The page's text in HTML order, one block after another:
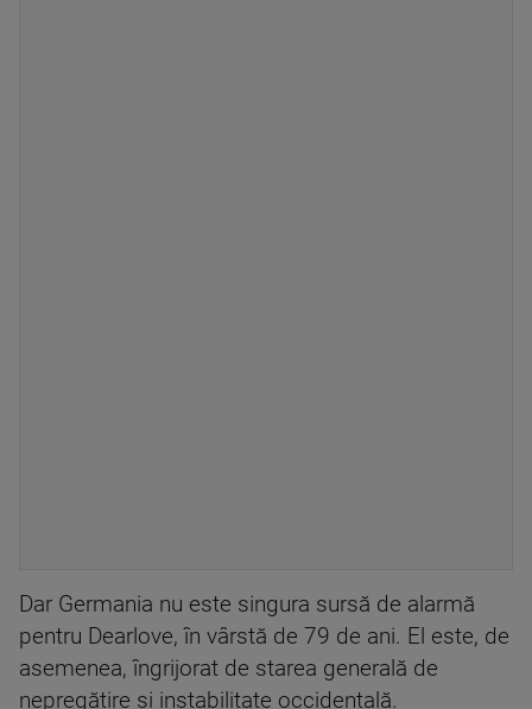
Dar Germania nu este singura sursă de alarmă
pentru Dearlove, în vârstă de 79 de ani. El este, de
asemenea, îngrijorat de starea generală de
nepregătire și instabilitate occidentală.